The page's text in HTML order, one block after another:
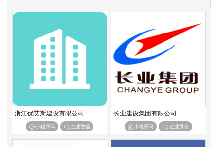
铁路电气化工程专业承包
机场场道工程专业承包
民航空管工程及机场弱电系统工程专业承包
机场目视助航工程专业承包
港口与海岸工程专业承包
航道工程专业承包
港航设备安装及水上交管工程专业承包
水工金属结构制作与安装工程专业承包
水利水电机电安装工程专业承包
河湖整治工程专业承包
输变电工程专业承包
核工程专业承包
海洋石油工程专业承包
环保工程专业承包
浙江优艾斯建设有限公司
小程序码 企业微信
长业建设集团有限公司
小程序码 企业微信